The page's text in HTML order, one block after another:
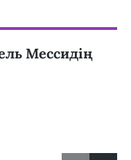
Мессидің